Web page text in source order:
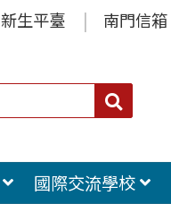
新生平臺 南門信箱
搜
國際交流學校